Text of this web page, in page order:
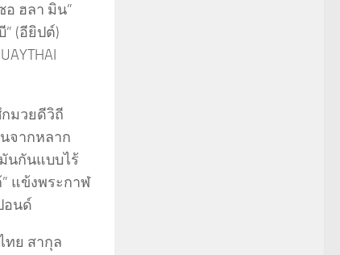
อ ฮลา มิน”
(อียิปต์)
มวยดีวิถี
จากหลาก
นกันแบบไร้
แข้งพระกาฬ
อนด์
ทย สากุล